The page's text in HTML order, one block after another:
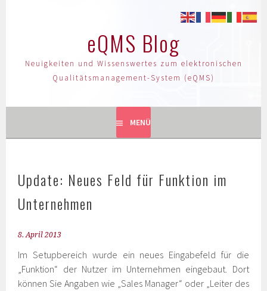
eQMS Blog
Neuigkeiten und Wissenswertes zum elektronischen
Qualitätsmanagement-System (eQMS)
MENÜ
Update: Neues Feld für Funktion im
Unternehmen
8. April 2013
Im Setupbereich wurde ein neues Eingabefeld für die
„Funktion“ der Nutzer im Unternehmen eingebaut. Dort
können Sie Angaben wie „Sales Manager“ oder „Leiter des